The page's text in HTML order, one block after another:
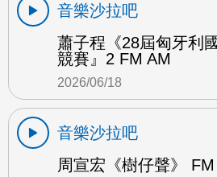
音樂沙拉吧
蕭子程《28屆匈牙利
競賽』2 FM AM
2026/06/18
音樂沙拉吧
周宣宏《樹仔聲》 FM